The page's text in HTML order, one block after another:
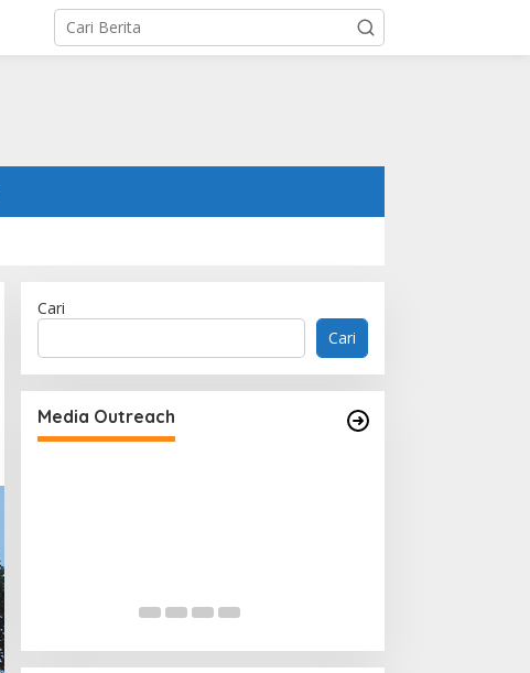
Cari
Cari
Media Outreach
Bridge Data Centres and Morong
First Fully Prefabricated Power
Module for AI Data Centres